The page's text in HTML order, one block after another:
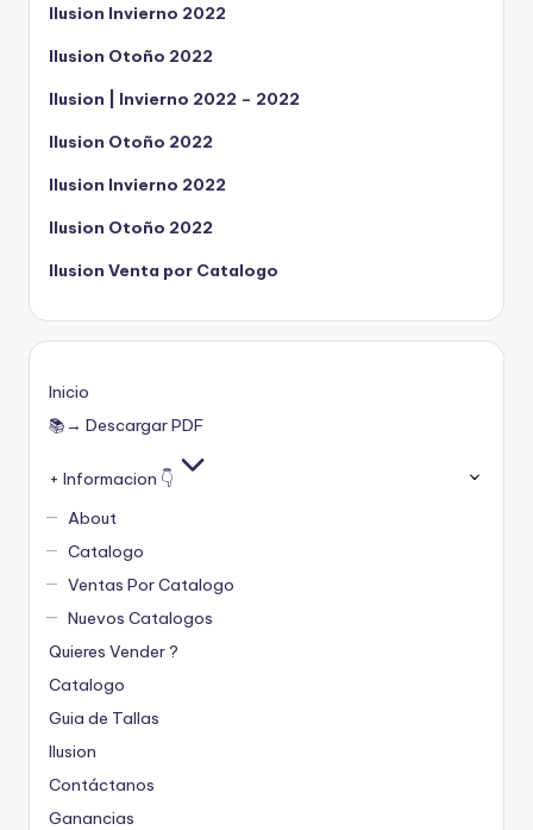
Ilusion Invierno 2022
Ilusion Otoño 2022
Ilusion | Invierno 2022 – 2022
Ilusion Otoño 2022
Ilusion Invierno 2022
Ilusion Otoño 2022
Ilusion Venta por Catalogo
Inicio
📚→ Descargar PDF
+ Informacion 👇
About
Catalogo
Ventas Por Catalogo
Nuevos Catalogos
Quieres Vender ?
Catalogo
Guia de Tallas
Ilusion
Contáctanos
Ganancias